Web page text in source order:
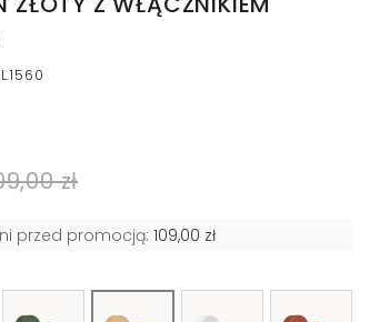
zł
przed promocją: 109,00 zł